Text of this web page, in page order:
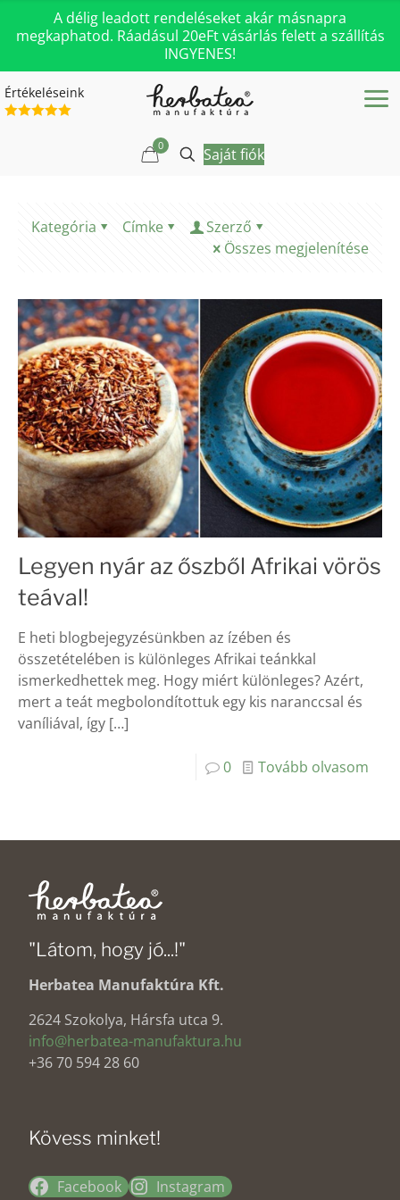
A délig leadott rendeléseket akár másnapra
megkaphatod. Ráadásul 20eFt vásárlás felett a szállítás
INGYENES!
Értékeléseink
0 Saját fiók
Kategória Címke
Szerző
Összes megjelenítése
Legyen nyár az őszből Afrikai vörös
teával!
E heti blogbejegyzésünkben az ízében és
összetételében is különleges Afrikai teánkkal
ismerkedhettek meg. Hogy miért különleges? Azért,
mert a teát megbolondítottuk egy kis naranccsal és
vaníliával, így […]
0 Tovább olvasom
"Látom, hogy jó...!"
Herbatea Manufaktúra Kft.
2624 Szokolya, Hársfa utca 9.
info@herbatea-manufaktura.hu
+36 70 594 28 60
Kövess minket!
Facebook Instagram